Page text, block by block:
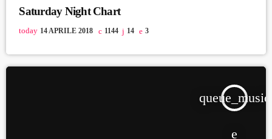
Saturday Night Chart
today 14 APRILE 2018 1144 14 3
queue_music